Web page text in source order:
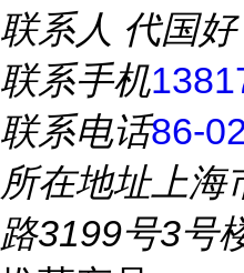
联系人 代国好
联系手机
联系电话86-
所在地址上海
路3199号3号